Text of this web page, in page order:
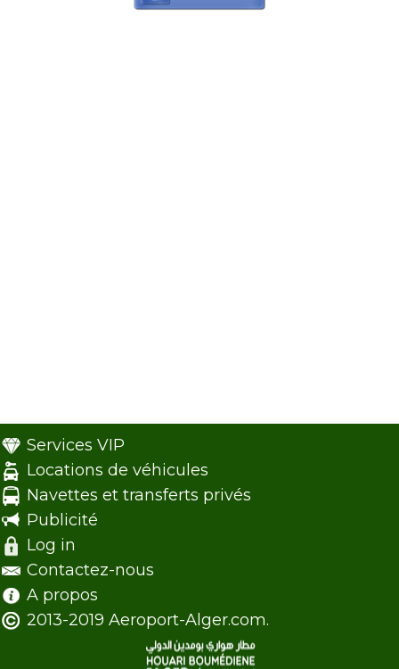
Services VIP
Locations de véhicules
Navettes et transferts privés
Publicité
Log in
Contactez-nous
A propos
2013-2019 Aeroport-Alger.com.